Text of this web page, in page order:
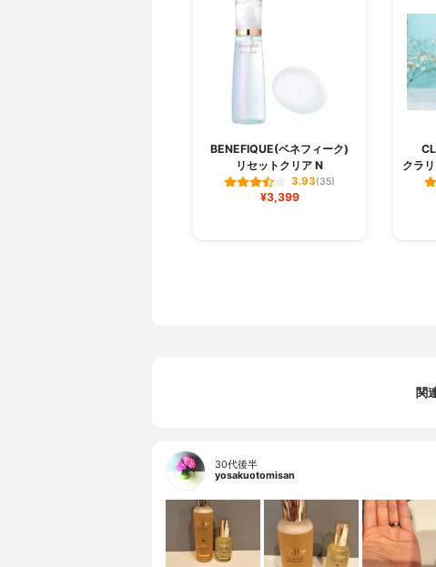
BENEFIQUE(ベネフィーク)
リセットクリア N
3.93(35)
¥3,399
クラ
関
30代後半
yosakuotomisan